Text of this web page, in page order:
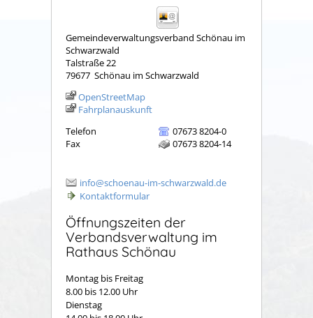
Gemeindeverwaltungsverband Schönau im
Schwarzwald
Talstraße 22
79677 Schönau im Schwarzwald
OpenStreetMap
Fahrplanauskunft
Telefon
07673 8204-0
Fax
07673 8204-14
info@schoenau-im-schwarzwald.de
Kontaktformular
Öffnungszeiten der
Verbandsverwaltung im
Rathaus Schönau
Montag bis Freitag
8.00 bis 12.00 Uhr
Dienstag